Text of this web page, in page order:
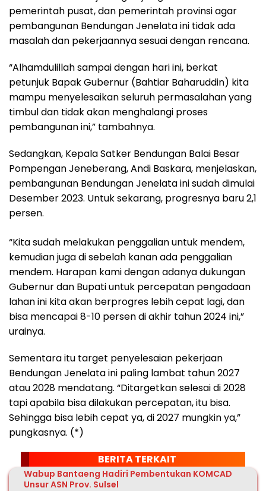
pemerintah pusat, dan pemerintah provinsi agar
pembangunan Bendungan Jenelata ini tidak ada
masalah dan pekerjaannya sesuai dengan rencana.
“Alhamdulillah sampai dengan hari ini, berkat
petunjuk Bapak Gubernur (Bahtiar Baharuddin) kita
mampu menyelesaikan seluruh permasalahan yang
timbul dan tidak akan menghalangi proses
pembangunan ini,” tambahnya.
Sedangkan, Kepala Satker Bendungan Balai Besar
Pompengan Jeneberang, Andi Baskara, menjelaskan,
pembangunan Bendungan Jenelata ini sudah dimulai
Desember 2023. Untuk sekarang, progresnya baru 2,1
persen.
“Kita sudah melakukan penggalian untuk mendem,
kemudian juga di sebelah kanan ada penggalian
mendem. Harapan kami dengan adanya dukungan
Gubernur dan Bupati untuk percepatan pengadaan
lahan ini kita akan berprogres lebih cepat lagi, dan
bisa mencapai 8-10 persen di akhir tahun 2024 ini,”
urainya.
Sementara itu target penyelesaian pekerjaan
Bendungan Jenelata ini paling lambat tahun 2027
atau 2028 mendatang. “Ditargetkan selesai di 2028
tapi apabila bisa dilakukan percepatan, itu bisa.
Sehingga bisa lebih cepat ya, di 2027 mungkin ya,”
pungkasnya. (*)
BERITA TERKAIT
Wabup Bantaeng Hadiri Pembentukan KOMCAD
Unsur ASN Prov. Sulsel